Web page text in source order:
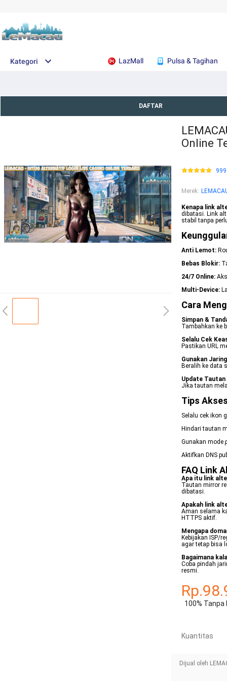
Kategori LazMall Pulsa & Tagihan
DAFTAR
Online
Merek:
Kenapa link
dibatasi. Link
stabil tanpa
Anti Lemot:
Bebas Blokir:
24/7 Online:
Multi-Device:
Cara
Simpan &
Tambahkan ke
Selalu Cek
Pastikan URL
Gunakan
Beralih ke data
Update Tautan
Jika tautan
Tips
Selalu cek ikon
Hindari tautan
Gunakan mode
Aktifkan DNS
FAQ Link
Apa itu link
Tautan mirror
dibatasi.
Apakah link
Aman selama
HTTPS aktif.
Mengapa
Kebijakan ISP/
agar tetap bisa
Bagaimana
Coba pindah
resmi.
100%
Kuantitas
Dijual oleh